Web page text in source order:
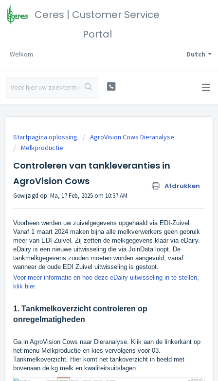
Ceres | Customer Service
Portal
Dutch
Welkom
Startpagina oplossing
AgroVision Cows Dieranalyse
Melkproductie
Controleren van tankleveranties in
AgroVision Cows
Afdrukken
Gewijzigd op: Ma, 17 Feb, 2025 om 10:37 AM
Voorheen werden uw zuivelgegevens opgehaald via EDI-Zuivel.
Vanaf 1 maart 2024 maken bijna alle melkverwerkers geen gebruik
meer van EDI-Zuivel. Zij zetten de melkgegevens klaar via eDairy.
eDairy is een nieuwe uitwisseling die via JoinData loopt. De
tankmelkgegevens zouden moeten worden aangevuld, vanaf
wanneer de oude EDI Zuivel uitwisseling is gestopt.
Voor meer informatie en hoe deze eDairy uitwisseling in te stellen,
klik hier.
1. Tankmelkoverzicht controleren op
onregelmatigheden
Ga in AgroVision Cows naar Dieranalyse. Klik aan de linkerkant op
het menu Melkproductie en kies vervolgens voor 03.
Tankmelkoverzicht. Hier komt het tankoverzicht in beeld met
bovenaan de kg melk en kwaliteitsuitslagen.